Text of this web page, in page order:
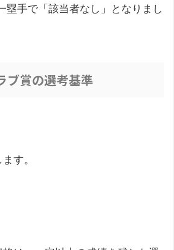
塁手で「該当者なし」となりまし
ブ賞の選考基準
す。